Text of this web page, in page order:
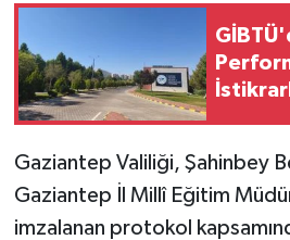
Gaziantep Valiliği, Şahinbey
Gaziantep İl Millî Eğitim
imzalanan protokol